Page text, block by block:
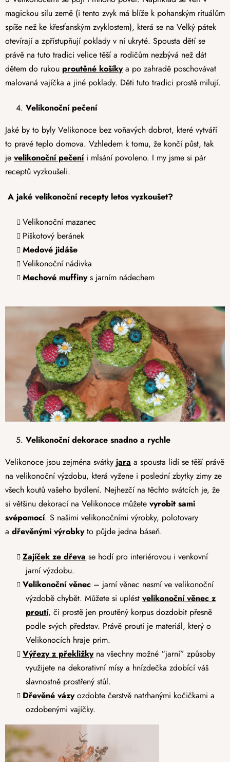
magickou sílu země (i tento zvyk má blíže k pohanským rituálům
spíše než ke křesťanským zvyklostem), která se na Velký pátek
otevírají a zpřístupňují poklady v ní ukryté. Spousta dětí se
právě na tuto tradici velice těší a rodičům nezbývá než dát
dětem do rukou proutěné košíky a po zahradě poschovávat
malovaná vajíčka a jiné poklady. Děti tuto tradici prostě milují.
Velikonoční pečení
Jaké by to byly Velikonoce bez voňavých dobrot, které vytváří
to pravé teplo domova. Vzhledem k tomu, že končí půst, tak
je velikonoční pečení i mlsání povoleno. I my jsme si pár
receptů vyzkoušeli.
A jaké velikonoční recepty letos vyzkoušet?
Velikonoční mazanec
Piškotový beránek
Medové jidáše
Velikonoční nádivka
Mechové muffiny s jarním nádechem
Velikonoční dekorace snadno a rychle
Velikonoce jsou zejména svátky jara a spousta lidí se těší právě
na velikonoční výzdobu, která vyžene i poslední zbytky zimy ze
všech koutů vašeho bydlení. Nejhezčí na těchto svátcích je, že
si většinu dekorací na Velikonoce můžete vyrobit sami
svépomocí. S našimi velikonočními výrobky, polotovary
a dřevěnými výrobky to půjde jedna báseň.
Zajíček ze dřeva se hodí pro interiérovou i venkovní
jarní výzdobu.
Velikonoční věnec – jarní věnec nesmí ve velikonoční
výzdobě chybět. Můžete si uplést velikonoční věnec z
proutí, či prostě jen proutěný korpus dozdobit přesně
podle svých představ. Právě proutí je materiál, který o
Velikonocích hraje prim.
Výřezy z překližky na všechny možné “jarní” způsoby
využijete na dekorativní mísy a hnízdečka zdobící váš
slavnostně prostřený stůl.
Dřevěné vázy ozdobte čerstvě natrhanými kočičkami a
ozdobenými vajíčky.